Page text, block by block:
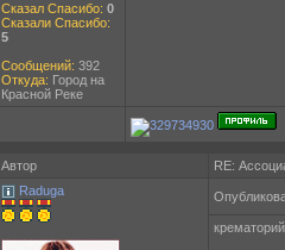
Сказал Спасибо: 0
Сказали Спасибо:
5
Сообщений: 392
Откуда: Город на
Красной Реке
Автор
RE:
Raduga
крематорий